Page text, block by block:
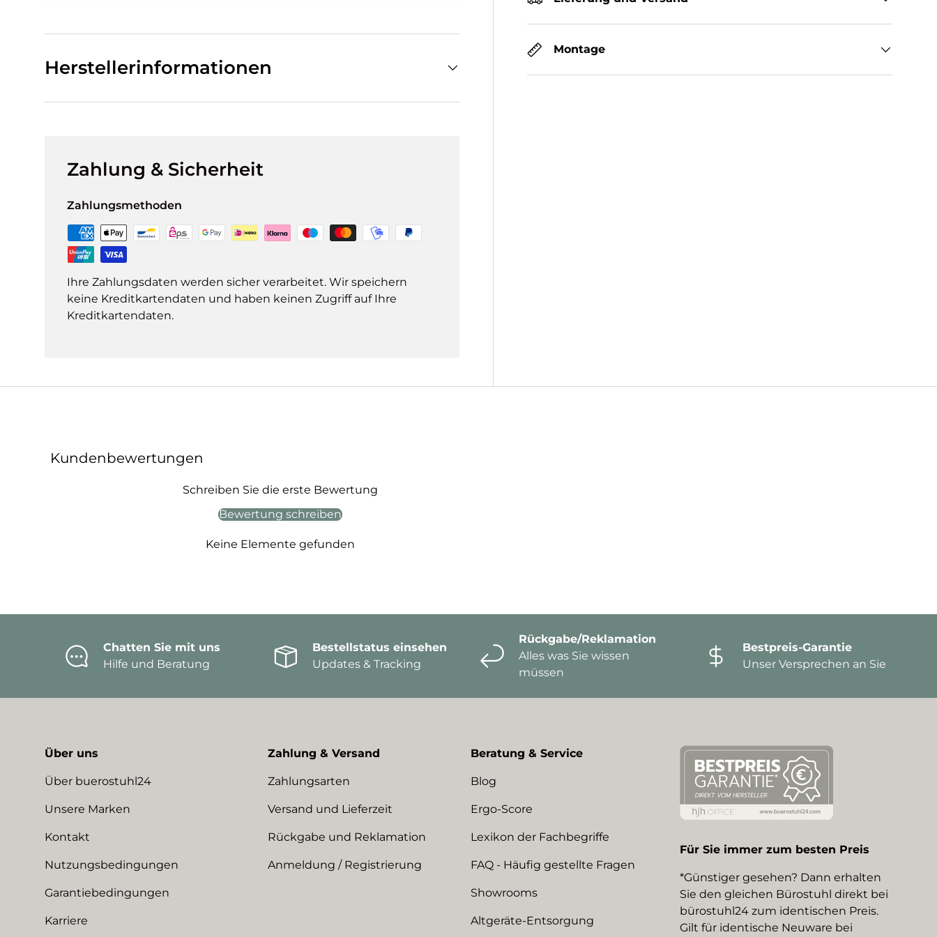
Montage
Herstellerinformationen
Zahlung & Sicherheit
Zahlungsmethoden
Ihre Zahlungsdaten werden sicher verarbeitet. Wir speichern
keine Kreditkartendaten und haben keinen Zugriff auf Ihre
Kreditkartendaten.
Kundenbewertungen
Schreiben Sie die erste Bewertung
Bewertung schreiben
Keine Elemente gefunden
Chatten Sie mit uns
Hilfe und Beratung
Bestellstatus einsehen
Updates & Tracking
Rückgabe/Reklamation
Alles was Sie wissen
müssen
Bestpreis-Garantie
Unser Versprechen an Sie
Über uns
Über buerostuhl24
Unsere Marken
Kontakt
Nutzungsbedingungen
Garantiebedingungen
Karriere
Zahlung & Versand
Zahlungsarten
Versand und Lieferzeit
Rückgabe und Reklamation
Anmeldung / Registrierung
Beratung & Service
Blog
Ergo-Score
Lexikon der Fachbegriffe
FAQ - Häufig gestellte Fragen
Showrooms
Altgeräte-Entsorgung
Für Sie immer zum besten Preis
*Günstiger gesehen? Dann erhalten
Sie den gleichen Bürostuhl direkt bei
bürostuhl24 zum identischen Preis.
Gilt für identische Neuware bei